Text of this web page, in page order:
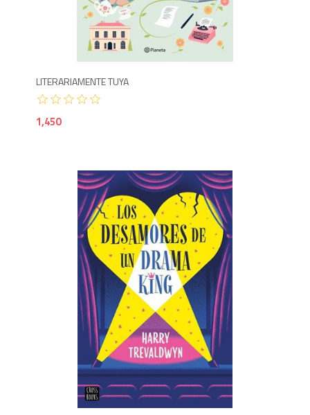
LITERARIAMENTE TUYA
1,450